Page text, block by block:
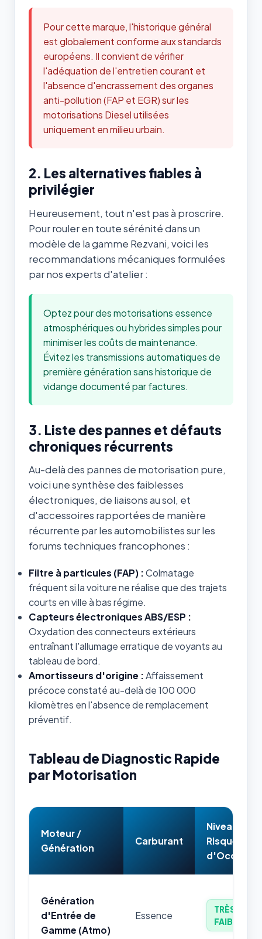
Pour cette marque, l'historique général
est globalement conforme aux standards
européens. Il convient de vérifier
l'adéquation de l'entretien courant et
l'absence d'encrassement des organes
anti-pollution (FAP et EGR) sur les
motorisations Diesel utilisées
uniquement en milieu urbain.
2. Les alternatives fiables à
privilégier
Heureusement, tout n'est pas à proscrire.
Pour rouler en toute sérénité dans un
modèle de la gamme Rezvani, voici les
recommandations mécaniques formulées
par nos experts d'atelier :
Optez pour des motorisations essence
atmosphériques ou hybrides simples pour
minimiser les coûts de maintenance.
Évitez les transmissions automatiques de
première génération sans historique de
vidange documenté par factures.
3. Liste des pannes et défauts
chroniques récurrents
Au-delà des pannes de motorisation pure,
voici une synthèse des faiblesses
électroniques, de liaisons au sol, et
d'accessoires rapportées de manière
récurrente par les automobilistes sur les
forums techniques francophones :
Filtre à particules (FAP) :Colmatage
fréquent si la voiture ne réalise que des trajets
courts en ville à bas régime.
Capteurs électroniques ABS/ESP :
Oxydation des connecteurs extérieurs
entraînant l'allumage erratique de voyants au
tableau de bord.
Amortisseurs d'origine :Affaissement
précoce constaté au-delà de 100 000
kilomètres en l'absence de remplacement
préventif.
Tableau de Diagnostic Rapide
par Motorisation
Moteur /
Génération
Carburant
Niveau de
Risque
d'Occasion
Génération
d'Entrée de
Gamme (Atmo)
Essence
TRÈS
FAIBLE